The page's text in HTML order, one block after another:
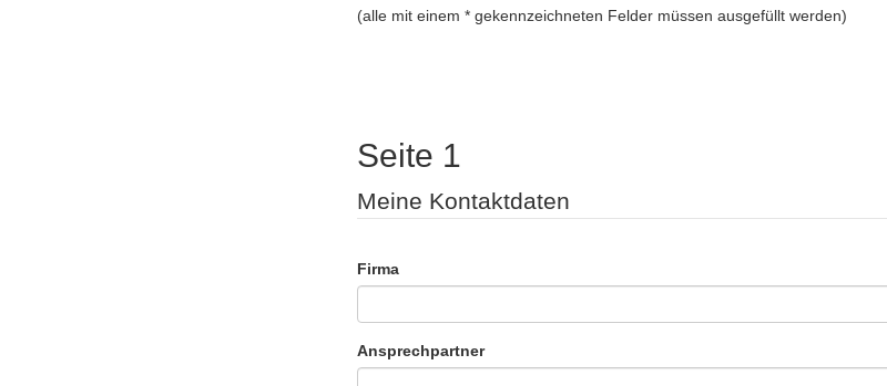
(alle mit einem * gekennzeichneten Felder müssen ausgefüllt werden)
Seite 1
Meine Kontaktdaten
Firma
Ansprechpartner